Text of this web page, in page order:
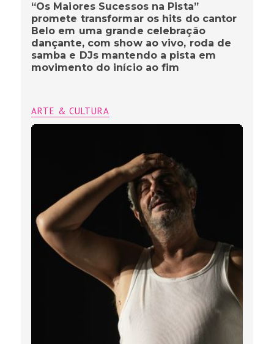
“Os Maiores Sucessos na Pista”
promete transformar os hits do cantor
Belo em uma grande celebração
dançante, com show ao vivo, roda de
samba e DJs mantendo a pista em
movimento do início ao fim
ARTE & CULTURA